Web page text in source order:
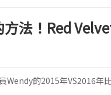
法！Red
Wendy的2015年VS2016年